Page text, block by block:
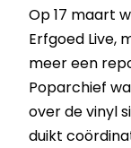
Op 17 maart
Erfgoed Live,
meer een
Poparchief
over de vinyl
duikt